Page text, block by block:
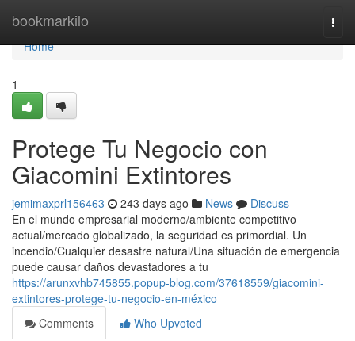
bookmarkilo
Home
Home
1
Protege Tu Negocio con
Giacomini Extintores
jemimaxprl156463 243 days ago News
Discuss
En el mundo empresarial moderno/ambiente competitivo
actual/mercado globalizado, la seguridad es primordial. Un
incendio/Cualquier desastre natural/Una situación de emergencia
puede causar daños devastadores a tu
https://arunxvhb745855.popup-blog.com/37618559/giacomini-
extintores-protege-tu-negocio-en-méxico
Comments
Who Upvoted